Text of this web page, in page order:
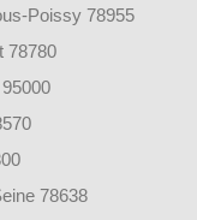
Poissy 78955
78780
78638